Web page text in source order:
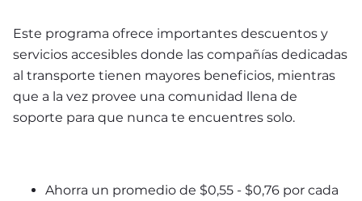
Este programa ofrece importantes descuentos y
servicios accesibles donde las compañías dedicadas
al transporte tienen mayores beneficios, mientras
que a la vez provee una comunidad llena de
soporte para que nunca te encuentres solo.
Ahorra un promedio de $0,55 - $0,76 por cada